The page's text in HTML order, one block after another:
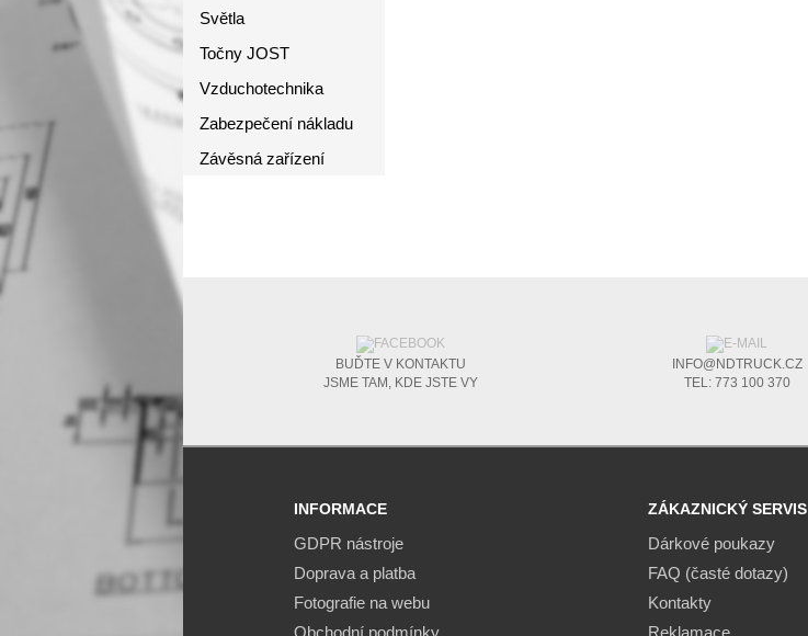
Světla
Točny JOST
Vzduchotechnika
Zabezpečení nákladu
Závěsná zařízení
BUĎTE V KONTAKTU
JSME TAM, KDE JSTE VY
INFO@NDTRUCK.CZ
TEL: 773 100 370
INFORMACE
GDPR nástroje
Doprava a platba
Fotografie na webu
Obchodní podmínky
ZÁKAZNICKÝ SERVIS
Dárkové poukazy
FAQ (časté dotazy)
Kontakty
Reklamace